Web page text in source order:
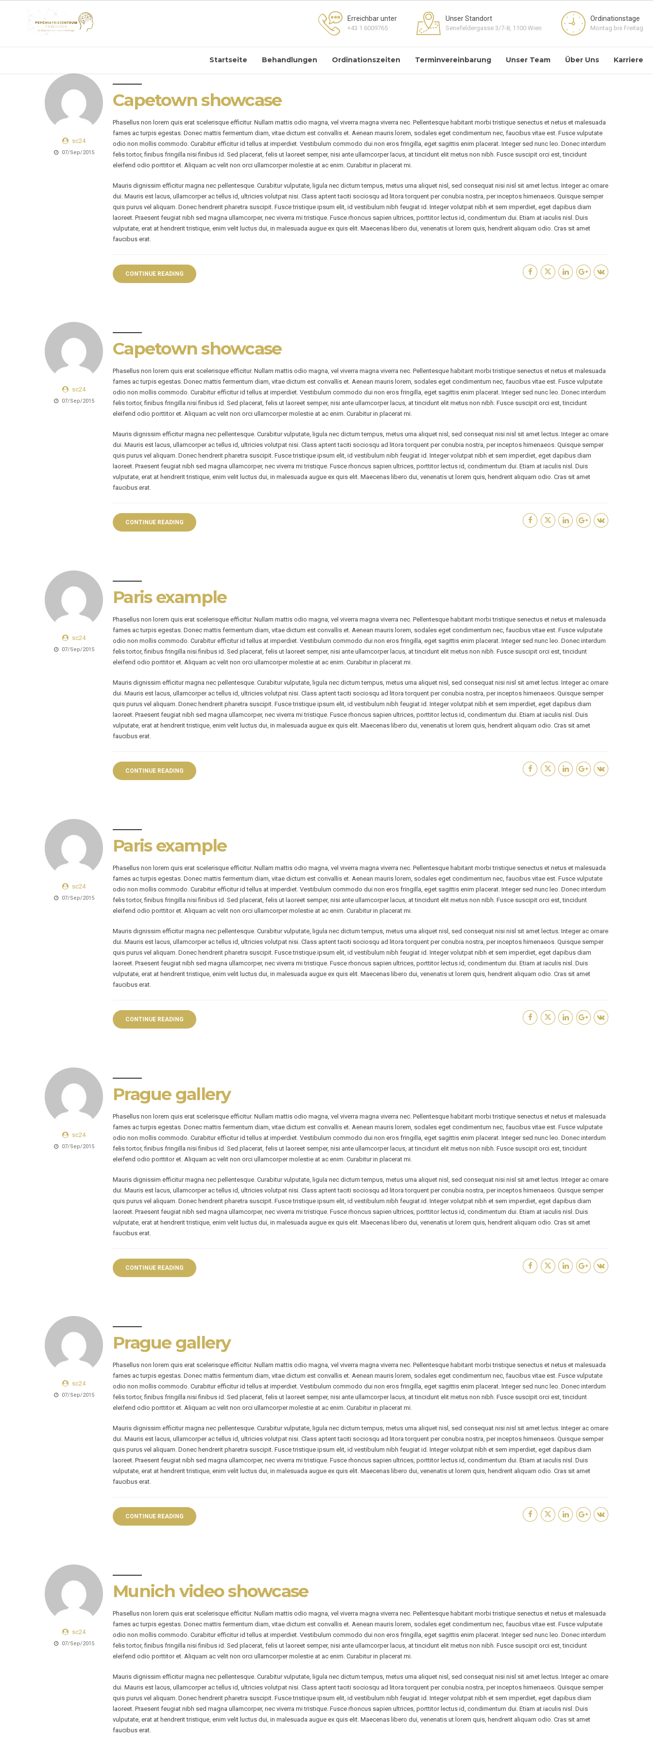
Erreichbar unter
+43 1 6009765
Unser Standort
Senefeldergasse 3/7-8, 1100 Wien
Ordinationstage
Montag bis Freitag
Startseite Behandlungen Ordinationszeiten Terminvereinbarung Unser Team Über Uns Karriere
sc24
07/Sep/2015
Capetown showcase
Phasellus non lorem quis erat scelerisque efficitur. Nullam mattis odio magna, vel viverra magna viverra nec. Pellentesque habitant morbi tristique senectus et netus et malesuada
fames ac turpis egestas. Donec mattis fermentum diam, vitae dictum est convallis et. Aenean mauris lorem, sodales eget condimentum nec, faucibus vitae est. Fusce vulputate
odio non mollis commodo. Curabitur efficitur id tellus at imperdiet. Vestibulum commodo dui non eros fringilla, eget sagittis enim placerat. Integer sed nunc leo. Donec interdum
felis tortor, finibus fringilla nisi finibus id. Sed placerat, felis ut laoreet semper, nisi ante ullamcorper lacus, at tincidunt elit metus non nibh. Fusce suscipit orci est, tincidunt
eleifend odio porttitor et. Aliquam ac velit non orci ullamcorper molestie at ac enim. Curabitur in placerat mi.
Mauris dignissim efficitur magna nec pellentesque. Curabitur vulputate, ligula nec dictum tempus, metus urna aliquet nisl, sed consequat nisi nisl sit amet lectus. Integer ac ornare
dui. Mauris est lacus, ullamcorper ac tellus id, ultricies volutpat nisi. Class aptent taciti sociosqu ad litora torquent per conubia nostra, per inceptos himenaeos. Quisque semper
quis purus vel aliquam. Donec hendrerit pharetra suscipit. Fusce tristique ipsum elit, id vestibulum nibh feugiat id. Integer volutpat nibh et sem imperdiet, eget dapibus diam
laoreet. Praesent feugiat nibh sed magna ullamcorper, nec viverra mi tristique. Fusce rhoncus sapien ultrices, porttitor lectus id, condimentum dui. Etiam at iaculis nisl. Duis
vulputate, erat at hendrerit tristique, enim velit luctus dui, in malesuada augue ex quis elit. Maecenas libero dui, venenatis ut lorem quis, hendrerit aliquam odio. Cras sit amet
faucibus erat.
CONTINUE READING
sc24
07/Sep/2015
Capetown showcase
Phasellus non lorem quis erat scelerisque efficitur. Nullam mattis odio magna, vel viverra magna viverra nec. Pellentesque habitant morbi tristique senectus et netus et malesuada
fames ac turpis egestas. Donec mattis fermentum diam, vitae dictum est convallis et. Aenean mauris lorem, sodales eget condimentum nec, faucibus vitae est. Fusce vulputate
odio non mollis commodo. Curabitur efficitur id tellus at imperdiet. Vestibulum commodo dui non eros fringilla, eget sagittis enim placerat. Integer sed nunc leo. Donec interdum
felis tortor, finibus fringilla nisi finibus id. Sed placerat, felis ut laoreet semper, nisi ante ullamcorper lacus, at tincidunt elit metus non nibh. Fusce suscipit orci est, tincidunt
eleifend odio porttitor et. Aliquam ac velit non orci ullamcorper molestie at ac enim. Curabitur in placerat mi.
Mauris dignissim efficitur magna nec pellentesque. Curabitur vulputate, ligula nec dictum tempus, metus urna aliquet nisl, sed consequat nisi nisl sit amet lectus. Integer ac ornare
dui. Mauris est lacus, ullamcorper ac tellus id, ultricies volutpat nisi. Class aptent taciti sociosqu ad litora torquent per conubia nostra, per inceptos himenaeos. Quisque semper
quis purus vel aliquam. Donec hendrerit pharetra suscipit. Fusce tristique ipsum elit, id vestibulum nibh feugiat id. Integer volutpat nibh et sem imperdiet, eget dapibus diam
laoreet. Praesent feugiat nibh sed magna ullamcorper, nec viverra mi tristique. Fusce rhoncus sapien ultrices, porttitor lectus id, condimentum dui. Etiam at iaculis nisl. Duis
vulputate, erat at hendrerit tristique, enim velit luctus dui, in malesuada augue ex quis elit. Maecenas libero dui, venenatis ut lorem quis, hendrerit aliquam odio. Cras sit amet
faucibus erat.
CONTINUE READING
sc24
07/Sep/2015
Paris example
Phasellus non lorem quis erat scelerisque efficitur. Nullam mattis odio magna, vel viverra magna viverra nec. Pellentesque habitant morbi tristique senectus et netus et malesuada
fames ac turpis egestas. Donec mattis fermentum diam, vitae dictum est convallis et. Aenean mauris lorem, sodales eget condimentum nec, faucibus vitae est. Fusce vulputate
odio non mollis commodo. Curabitur efficitur id tellus at imperdiet. Vestibulum commodo dui non eros fringilla, eget sagittis enim placerat. Integer sed nunc leo. Donec interdum
felis tortor, finibus fringilla nisi finibus id. Sed placerat, felis ut laoreet semper, nisi ante ullamcorper lacus, at tincidunt elit metus non nibh. Fusce suscipit orci est, tincidunt
eleifend odio porttitor et. Aliquam ac velit non orci ullamcorper molestie at ac enim. Curabitur in placerat mi.
Mauris dignissim efficitur magna nec pellentesque. Curabitur vulputate, ligula nec dictum tempus, metus urna aliquet nisl, sed consequat nisi nisl sit amet lectus. Integer ac ornare
dui. Mauris est lacus, ullamcorper ac tellus id, ultricies volutpat nisi. Class aptent taciti sociosqu ad litora torquent per conubia nostra, per inceptos himenaeos. Quisque semper
quis purus vel aliquam. Donec hendrerit pharetra suscipit. Fusce tristique ipsum elit, id vestibulum nibh feugiat id. Integer volutpat nibh et sem imperdiet, eget dapibus diam
laoreet. Praesent feugiat nibh sed magna ullamcorper, nec viverra mi tristique. Fusce rhoncus sapien ultrices, porttitor lectus id, condimentum dui. Etiam at iaculis nisl. Duis
vulputate, erat at hendrerit tristique, enim velit luctus dui, in malesuada augue ex quis elit. Maecenas libero dui, venenatis ut lorem quis, hendrerit aliquam odio. Cras sit amet
faucibus erat.
CONTINUE READING
sc24
07/Sep/2015
Paris example
Phasellus non lorem quis erat scelerisque efficitur. Nullam mattis odio magna, vel viverra magna viverra nec. Pellentesque habitant morbi tristique senectus et netus et malesuada
fames ac turpis egestas. Donec mattis fermentum diam, vitae dictum est convallis et. Aenean mauris lorem, sodales eget condimentum nec, faucibus vitae est. Fusce vulputate
odio non mollis commodo. Curabitur efficitur id tellus at imperdiet. Vestibulum commodo dui non eros fringilla, eget sagittis enim placerat. Integer sed nunc leo. Donec interdum
felis tortor, finibus fringilla nisi finibus id. Sed placerat, felis ut laoreet semper, nisi ante ullamcorper lacus, at tincidunt elit metus non nibh. Fusce suscipit orci est, tincidunt
eleifend odio porttitor et. Aliquam ac velit non orci ullamcorper molestie at ac enim. Curabitur in placerat mi.
Mauris dignissim efficitur magna nec pellentesque. Curabitur vulputate, ligula nec dictum tempus, metus urna aliquet nisl, sed consequat nisi nisl sit amet lectus. Integer ac ornare
dui. Mauris est lacus, ullamcorper ac tellus id, ultricies volutpat nisi. Class aptent taciti sociosqu ad litora torquent per conubia nostra, per inceptos himenaeos. Quisque semper
quis purus vel aliquam. Donec hendrerit pharetra suscipit. Fusce tristique ipsum elit, id vestibulum nibh feugiat id. Integer volutpat nibh et sem imperdiet, eget dapibus diam
laoreet. Praesent feugiat nibh sed magna ullamcorper, nec viverra mi tristique. Fusce rhoncus sapien ultrices, porttitor lectus id, condimentum dui. Etiam at iaculis nisl. Duis
vulputate, erat at hendrerit tristique, enim velit luctus dui, in malesuada augue ex quis elit. Maecenas libero dui, venenatis ut lorem quis, hendrerit aliquam odio. Cras sit amet
faucibus erat.
CONTINUE READING
sc24
07/Sep/2015
Prague gallery
Phasellus non lorem quis erat scelerisque efficitur. Nullam mattis odio magna, vel viverra magna viverra nec. Pellentesque habitant morbi tristique senectus et netus et malesuada
fames ac turpis egestas. Donec mattis fermentum diam, vitae dictum est convallis et. Aenean mauris lorem, sodales eget condimentum nec, faucibus vitae est. Fusce vulputate
odio non mollis commodo. Curabitur efficitur id tellus at imperdiet. Vestibulum commodo dui non eros fringilla, eget sagittis enim placerat. Integer sed nunc leo. Donec interdum
felis tortor, finibus fringilla nisi finibus id. Sed placerat, felis ut laoreet semper, nisi ante ullamcorper lacus, at tincidunt elit metus non nibh. Fusce suscipit orci est, tincidunt
eleifend odio porttitor et. Aliquam ac velit non orci ullamcorper molestie at ac enim. Curabitur in placerat mi.
Mauris dignissim efficitur magna nec pellentesque. Curabitur vulputate, ligula nec dictum tempus, metus urna aliquet nisl, sed consequat nisi nisl sit amet lectus. Integer ac ornare
dui. Mauris est lacus, ullamcorper ac tellus id, ultricies volutpat nisi. Class aptent taciti sociosqu ad litora torquent per conubia nostra, per inceptos himenaeos. Quisque semper
quis purus vel aliquam. Donec hendrerit pharetra suscipit. Fusce tristique ipsum elit, id vestibulum nibh feugiat id. Integer volutpat nibh et sem imperdiet, eget dapibus diam
laoreet. Praesent feugiat nibh sed magna ullamcorper, nec viverra mi tristique. Fusce rhoncus sapien ultrices, porttitor lectus id, condimentum dui. Etiam at iaculis nisl. Duis
vulputate, erat at hendrerit tristique, enim velit luctus dui, in malesuada augue ex quis elit. Maecenas libero dui, venenatis ut lorem quis, hendrerit aliquam odio. Cras sit amet
faucibus erat.
CONTINUE READING
sc24
07/Sep/2015
Prague gallery
Phasellus non lorem quis erat scelerisque efficitur. Nullam mattis odio magna, vel viverra magna viverra nec. Pellentesque habitant morbi tristique senectus et netus et malesuada
fames ac turpis egestas. Donec mattis fermentum diam, vitae dictum est convallis et. Aenean mauris lorem, sodales eget condimentum nec, faucibus vitae est. Fusce vulputate
odio non mollis commodo. Curabitur efficitur id tellus at imperdiet. Vestibulum commodo dui non eros fringilla, eget sagittis enim placerat. Integer sed nunc leo. Donec interdum
felis tortor, finibus fringilla nisi finibus id. Sed placerat, felis ut laoreet semper, nisi ante ullamcorper lacus, at tincidunt elit metus non nibh. Fusce suscipit orci est, tincidunt
eleifend odio porttitor et. Aliquam ac velit non orci ullamcorper molestie at ac enim. Curabitur in placerat mi.
Mauris dignissim efficitur magna nec pellentesque. Curabitur vulputate, ligula nec dictum tempus, metus urna aliquet nisl, sed consequat nisi nisl sit amet lectus. Integer ac ornare
dui. Mauris est lacus, ullamcorper ac tellus id, ultricies volutpat nisi. Class aptent taciti sociosqu ad litora torquent per conubia nostra, per inceptos himenaeos. Quisque semper
quis purus vel aliquam. Donec hendrerit pharetra suscipit. Fusce tristique ipsum elit, id vestibulum nibh feugiat id. Integer volutpat nibh et sem imperdiet, eget dapibus diam
laoreet. Praesent feugiat nibh sed magna ullamcorper, nec viverra mi tristique. Fusce rhoncus sapien ultrices, porttitor lectus id, condimentum dui. Etiam at iaculis nisl. Duis
vulputate, erat at hendrerit tristique, enim velit luctus dui, in malesuada augue ex quis elit. Maecenas libero dui, venenatis ut lorem quis, hendrerit aliquam odio. Cras sit amet
faucibus erat.
CONTINUE READING
sc24
07/Sep/2015
Munich video showcase
Phasellus non lorem quis erat scelerisque efficitur. Nullam mattis odio magna, vel viverra magna viverra nec. Pellentesque habitant morbi tristique senectus et netus et malesuada
fames ac turpis egestas. Donec mattis fermentum diam, vitae dictum est convallis et. Aenean mauris lorem, sodales eget condimentum nec, faucibus vitae est. Fusce vulputate
odio non mollis commodo. Curabitur efficitur id tellus at imperdiet. Vestibulum commodo dui non eros fringilla, eget sagittis enim placerat. Integer sed nunc leo. Donec interdum
felis tortor, finibus fringilla nisi finibus id. Sed placerat, felis ut laoreet semper, nisi ante ullamcorper lacus, at tincidunt elit metus non nibh. Fusce suscipit orci est, tincidunt
eleifend odio porttitor et. Aliquam ac velit non orci ullamcorper molestie at ac enim. Curabitur in placerat mi.
Mauris dignissim efficitur magna nec pellentesque. Curabitur vulputate, ligula nec dictum tempus, metus urna aliquet nisl, sed consequat nisi nisl sit amet lectus. Integer ac ornare
dui. Mauris est lacus, ullamcorper ac tellus id, ultricies volutpat nisi. Class aptent taciti sociosqu ad litora torquent per conubia nostra, per inceptos himenaeos. Quisque semper
quis purus vel aliquam. Donec hendrerit pharetra suscipit. Fusce tristique ipsum elit, id vestibulum nibh feugiat id. Integer volutpat nibh et sem imperdiet, eget dapibus diam
laoreet. Praesent feugiat nibh sed magna ullamcorper, nec viverra mi tristique. Fusce rhoncus sapien ultrices, porttitor lectus id, condimentum dui. Etiam at iaculis nisl. Duis
vulputate, erat at hendrerit tristique, enim velit luctus dui, in malesuada augue ex quis elit. Maecenas libero dui, venenatis ut lorem quis, hendrerit aliquam odio. Cras sit amet
faucibus erat.